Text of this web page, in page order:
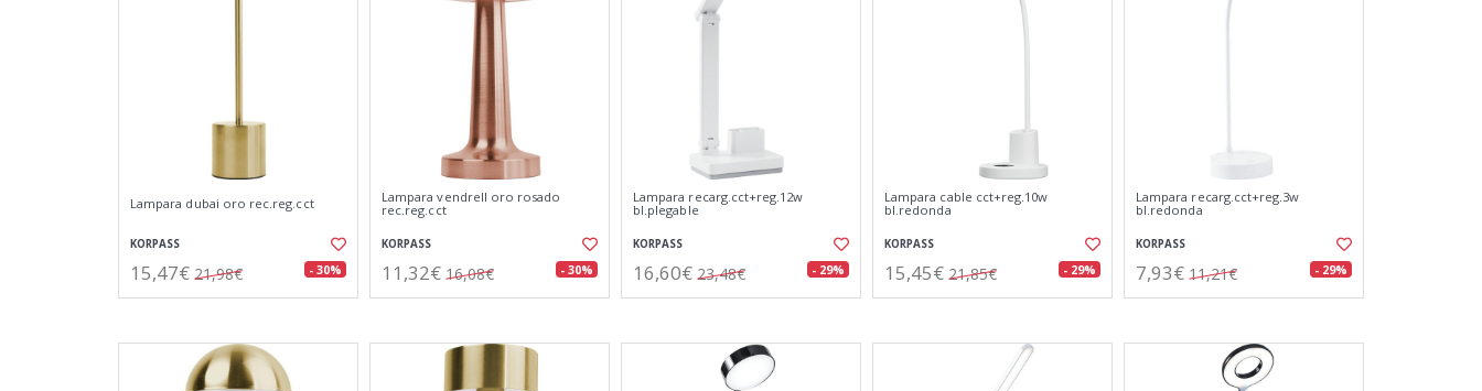
Lampara dubai oro rec.reg.cct
KORPASS
15,47€ 21,98€ - 30%
Lampara vendrell oro rosado
rec.reg.cct
KORPASS
11,32€ 16,08€ - 30%
Lampara recarg.cct+reg.12w
bl.plegable
KORPASS
16,60€ 23,48€ - 29%
Lampara cable cct+reg.10w
bl.redonda
KORPASS
15,45€ 21,85€ - 29%
Lampara recarg.cct+reg.3w
bl.redonda
KORPASS
7,93€ 11,21€ - 29%